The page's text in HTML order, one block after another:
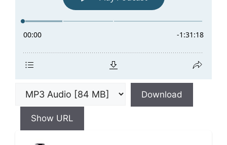
Download
Show URL